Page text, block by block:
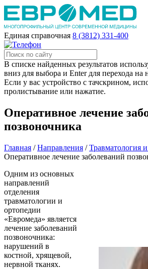
Единая справочная 8 (3812) 331-400
В списке найденных результатов
вниз для выбора и Enter для перехода
Если у вас устройство с тачскрином,
пролистывание или нажатие.
Оперативное лечение
позвоночника
Главная /Направления /Травматология
Оперативное лечение заболеваний
Одним из основных
направлений
отделения
травматологии и
ортопедии
«Евромеда» является
лечение заболеваний
позвоночника:
нарушений в
костной, хрящевой,
нервной тканях.